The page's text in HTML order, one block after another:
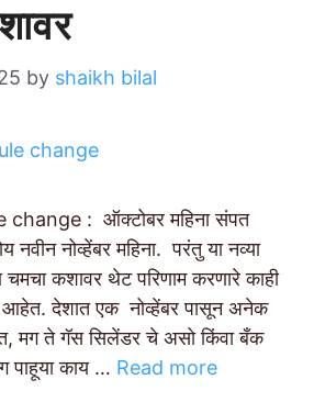
by shaikh bilal
: ऑक्टोबर महिना संपत
नोव्हेंबर महिना. परंतु या नव्या
चमचा कशावर थेट परिणाम करणारे काही
आहेत. देशात एक नोव्हेंबर पासून अनेक
मग ते गॅस सिलेंडर चे असो किंवा बँक
पाहूया काय … Read more